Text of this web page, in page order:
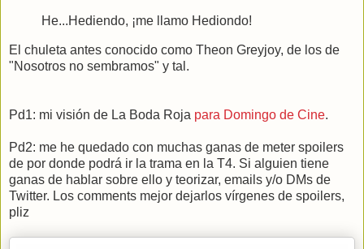
He...Hediendo, ¡me llamo Hediondo!
El chuleta antes conocido como Theon Greyjoy, de los de
"Nosotros no sembramos" y tal.
Pd1: mi visión de La Boda Roja para Domingo de Cine.
Pd2: me he quedado con muchas ganas de meter spoilers
de por donde podrá ir la trama en la T4. Si alguien tiene
ganas de hablar sobre ello y teorizar, emails y/o DMs de
Twitter. Los comments mejor dejarlos vírgenes de spoilers,
pliz